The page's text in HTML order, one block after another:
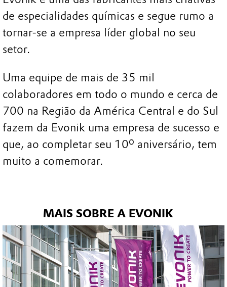
de especialidades químicas e segue rumo a
tornar-se a empresa líder global no seu
setor.
Uma equipe de mais de 35 mil
colaboradores em todo o mundo e cerca de
700 na Região da América Central e do Sul
fazem da Evonik uma empresa de sucesso e
que, ao completar seu 10º aniversário, tem
muito a comemorar.
MAIS SOBRE A EVONIK